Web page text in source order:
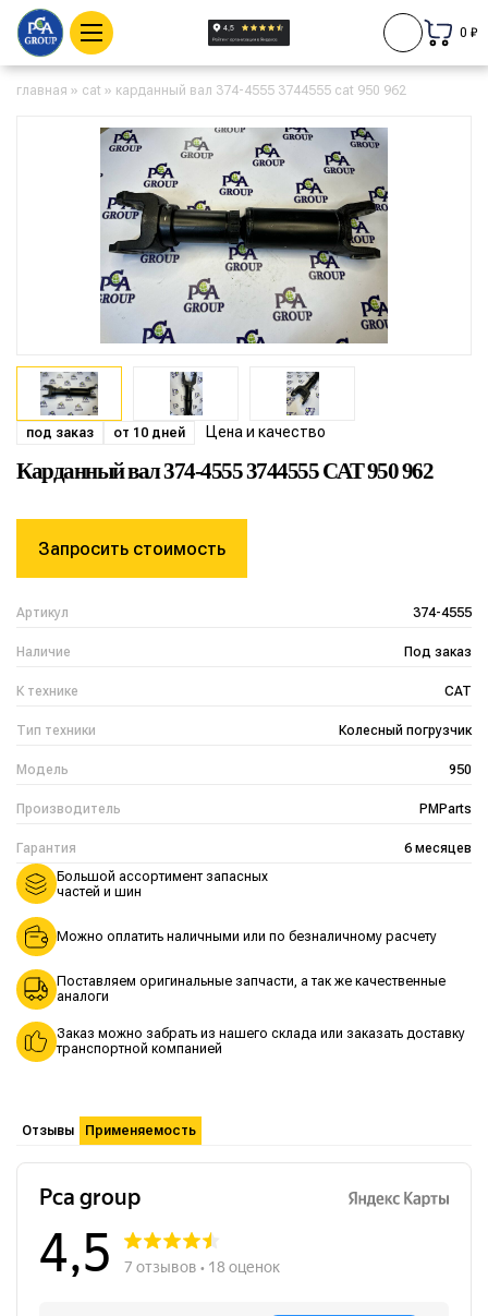
0 ₽
главная » cat » карданный вал 374-4555 3744555 cat 950 962
под заказ от 10 дней Цена и качество
Карданный вал 374-4555 3744555 CAT 950 962
Артикул 374-4555
Наличие Под заказ
К технике CAT
Тип техники Колесный погрузчик
Модель 950
Производитель PMParts
Гарантия 6 месяцев
Запросить стоимость
Большой ассортимент запасных
частей и шин
Можно оплатить наличными или по безналичному расчету
Поставляем оригинальные запчасти, а так же качественные
аналоги
Заказ можно забрать из нашего склада или заказать доставку
транспортной компанией
Отзывы Применяемость